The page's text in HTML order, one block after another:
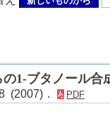
1-ブタノール合
(2007)． PDF